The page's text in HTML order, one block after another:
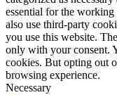
essential for the
also use third-party
you use this website.
only with your consent.
cookies. But opting out
browsing experience.
Necessary